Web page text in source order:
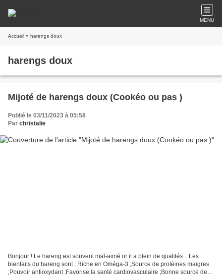
MENU
Accueil » harengs doux
harengs doux
Mijoté de harengs doux (Cookéo ou pas )
Publié le 03/11/2023 à 05:58
Par christalie
Bonjour ! Le hareng est souvent mal-aimé or il a plein de qualités .. Les
bienfaits du hareng sont : Riche en Oméga-3 ;Source de protéines maigres
;Pouvoir antioxydant ;Favorise la santé cardiovasculaire ;Bonne source de